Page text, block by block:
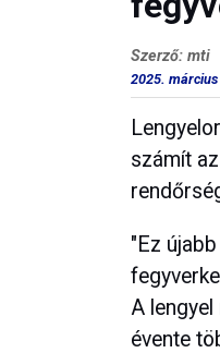
Szerző: mti
2025.
számít
"Ez
A
évente